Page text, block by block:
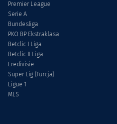
Premier League
Serie A
Bundesliga
PKO BP Ekstraklasa
Betclic I Liga
Betclic II Liga
Eredivisie
Super Lig (Turcja)
Ligue 1
MLS